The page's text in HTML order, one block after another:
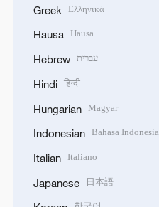
Greek Ελληνικά
Hausa Hausa
Hebrew עברית
Hindi हिन्दी
Hungarian Magyar
Indonesian Bahasa Indonesia
Italian Italiano
Japanese 日本語